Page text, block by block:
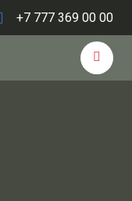
+7 777 369 00 00